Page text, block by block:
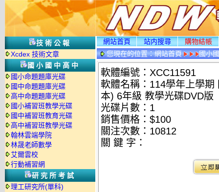
技術公報
Xcdex 技術文章
國小國中高中
國小命題題庫光碟
國中命題題庫光碟
高中命題題庫光碟
國小補習班教學光碟
國中補習班教育光碟
高中補習班教學光碟
翰林雲端學院
林晟老師數學
艾爾雲校
行動補習網
研究所考試
理工研究所(單科)
網站首頁 站内搜尋
購物結帳
您現在的位置：網站首頁 國小
軟體編號：XCC11591
軟體名稱：114學年上學
本) 6年級 教學光碟DVD版
光碟片數：1
銷售價格：$100
關注次數： 10812
關 鍵 字：